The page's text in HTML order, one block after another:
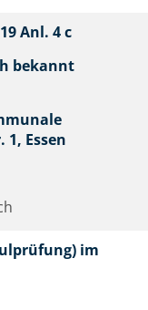
Anl. 4 c
bekannt
Essen
im